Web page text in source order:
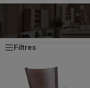
ACCUEIL/PRODUCT ASSISE (CM)
Filtres